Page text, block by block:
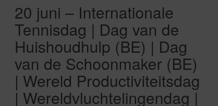
20 juni – Internationale
Tennisdag | Dag van de
Huishoudhulp (BE) | Dag
van de Schoonmaker (BE)
| Wereld Productiviteitsdag
| Wereldvluchtelingendag |